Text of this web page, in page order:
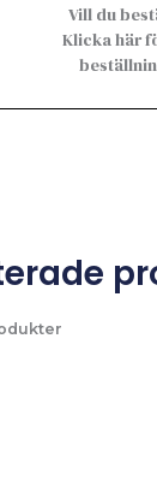
Vill du
Klicka här